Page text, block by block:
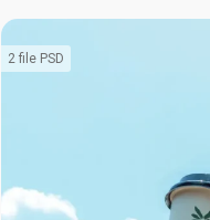
2 file PSD